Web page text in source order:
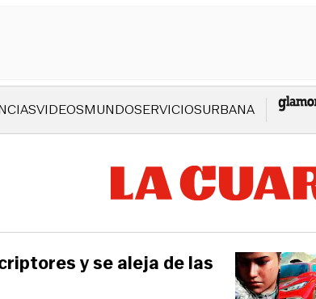
VIDEOSMUNDOSERVICIOSURBANA
y se aleja de las